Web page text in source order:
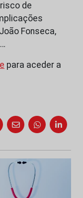
de
Fonseca,
para aceder a